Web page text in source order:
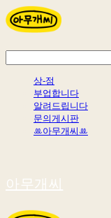
상-점
부업합니다
알려드립니다
문의게시판
ꔛ아무개씨ꔛ
아무개씨